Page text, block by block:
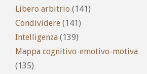
Libero arbitrio (141)
Condividere (141)
Intelligenza (139)
Mappa cognitivo-emotivo-motiva
(135)